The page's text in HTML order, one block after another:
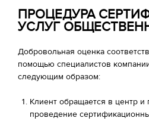
ПРОЦЕДУРА
УСЛУГ
Добровольная оценка
помощью специалистов
следующим образом:
Клиент обращается в центр и
проведение